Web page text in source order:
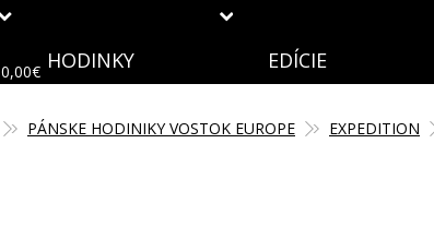
HODINKY EDÍCIE
0,00€
PÁNSKE HODINIKY VOSTOK EUROPE EXPEDITION